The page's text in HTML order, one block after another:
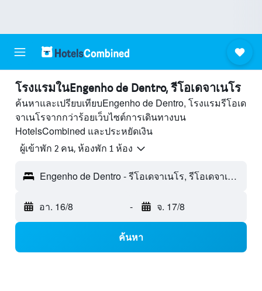
โรงแรมในEngenho de Dentro, รีโอเดจาเนโร
ค้นหาและเปรียบเทียบEngenho de Dentro, โรงแรมรีโอเด
จาเนโรจากกว่าร้อยเว็บไซต์การเดินทางบน
HotelsCombined และประหยัดเงิน
ผู้เข้าพัก 2 คน, ห้องพัก 1 ห้อง
Engenho de Dentro - รีโอเดจาเนโร, รีโอเดจาเนโร, บราซิล
อา. 16/8 - จ. 17/8
ค้นหา